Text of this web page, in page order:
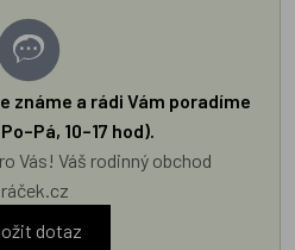
známe a rádi Vám poradíme
10–17 hod).
Vás! Váš rodinný obchod
dotaz